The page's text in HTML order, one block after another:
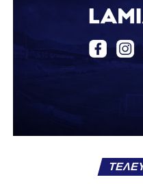
περσινή σεζόν
Στο παρελθόν
κατέγραψε 10
επίσης σε Εθνικό και
στις 26 Σεπτεμβρίου 2021.